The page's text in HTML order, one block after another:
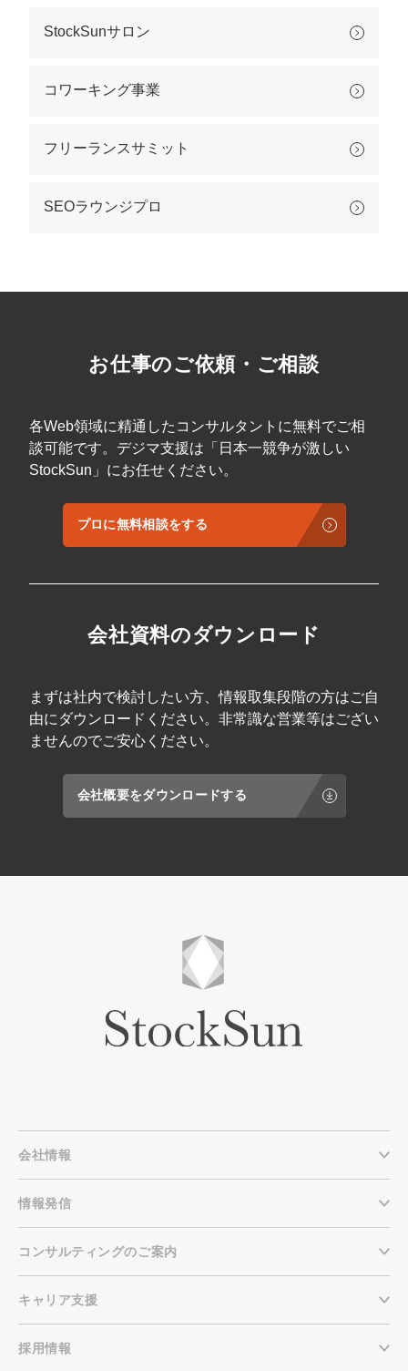
StockSunサロン
コワーキング事業
フリーランスサミット
SEOラウンジプロ
お仕事のご依頼・ご相談
各Web領域に精通したコンサルタントに無料でご相
談可能です。デジマ支援は「日本一競争が激しい
StockSun」にお任せください。
プロに無料相談をする
会社資料のダウンロード
まずは社内で検討したい方、情報取集段階の方はご自
由にダウンロードください。非常識な営業等はござい
ませんのでご安心ください。
会社概要をダウンロードする
会社情報
情報発信
コンサルティングのご案内
キャリア支援
採用情報